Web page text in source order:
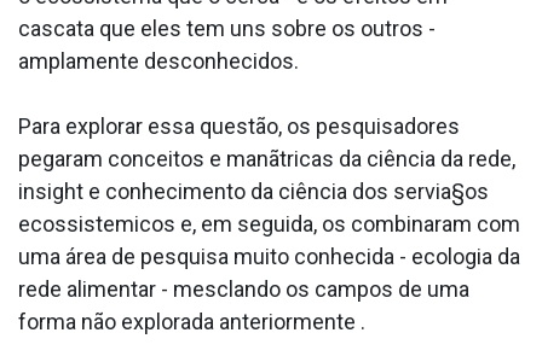
cascata que eles tem uns sobre os outros -
amplamente desconhecidos.
Para explorar essa questão, os pesquisadores
pegaram conceitos e manãtricas da ciência da rede,
insight e conhecimento da ciência dos servia§os
ecossistemicos e, em seguida, os combinaram com
uma área de pesquisa muito conhecida - ecologia da
rede alimentar - mesclando os campos de uma
forma não explorada anteriormente .